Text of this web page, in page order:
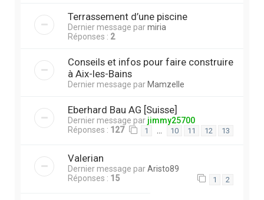
Terrassement d’une piscine
Dernier message parmiria
Réponses : 2
Conseils et infos pour faire construire
à Aix-les-Bains
Dernier message par Mamzelle
Eberhard Bau AG [Suisse]
Dernier message par jimmy25700
Réponses : 127 1 … 10 11 12 13
Valerian
Dernier message parAristo89
Réponses : 15 1 2